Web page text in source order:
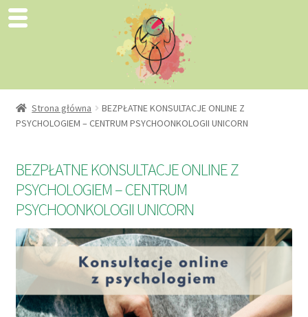
Strona główna
BEZPŁATNE KONSULTACJE ONLINE Z
PSYCHOLOGIEM – CENTRUM PSYCHOONKOLOGII UNICORN
BEZPŁATNE KONSULTACJE ONLINE Z
PSYCHOLOGIEM – CENTRUM
PSYCHOONKOLOGII UNICORN